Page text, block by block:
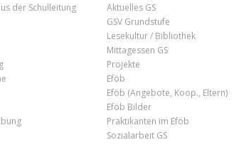
der Schulleitung
Aktuelles GS
GSV Grundstufe
Lesekultur / Bibliothek
Mittagessen GS
Projekte
Eföb
Eföb (Angebote, Koop., Eltern)
Eföb Bilder
Praktikanten im Eföb
Sozialarbeit GS